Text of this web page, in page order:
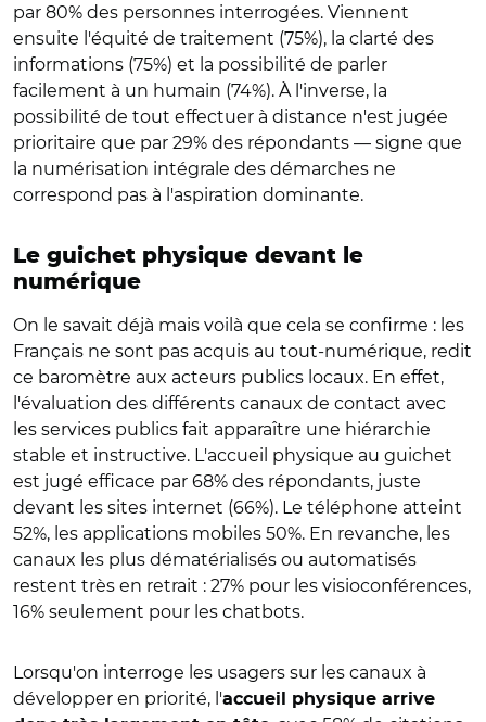
par 80% des personnes interrogées. Viennent
ensuite l'équité de traitement (75%), la clarté des
informations (75%) et la possibilité de parler
facilement à un humain (74%). À l'inverse, la
possibilité de tout effectuer à distance n'est jugée
prioritaire que par 29% des répondants — signe que
la numérisation intégrale des démarches ne
correspond pas à l'aspiration dominante.
Le guichet physique devant le
numérique
On le savait déjà mais voilà que cela se confirme : les
Français ne sont pas acquis au tout-numérique, redit
ce baromètre aux acteurs publics locaux. En effet,
l'évaluation des différents canaux de contact avec
les services publics fait apparaître une hiérarchie
stable et instructive. L'accueil physique au guichet
est jugé efficace par 68% des répondants, juste
devant les sites internet (66%). Le téléphone atteint
52%, les applications mobiles 50%. En revanche, les
canaux les plus dématérialisés ou automatisés
restent très en retrait : 27% pour les visioconférences,
16% seulement pour les chatbots.
Lorsqu'on interroge les usagers sur les canaux à
développer en priorité, l'accueil physique arrive